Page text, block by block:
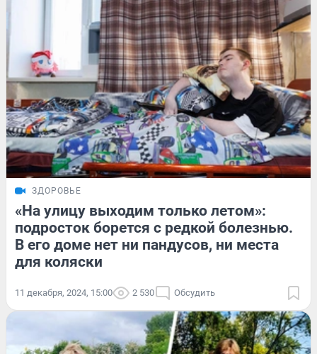
ЗДОРОВЬЕ
«На улицу выходим только летом»:
подросток борется с редкой болезнью.
В его доме нет ни пандусов, ни места
для коляски
11 декабря, 2024, 15:00 2 530 Обсудить